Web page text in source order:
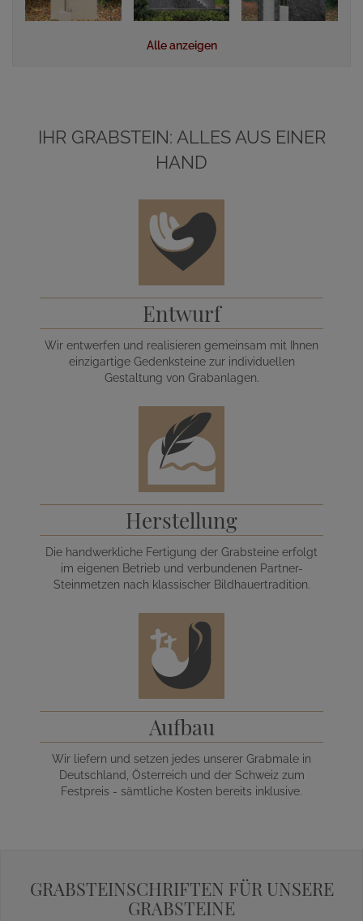
Alle anzeigen
IHR GRABSTEIN: ALLES AUS EINER
HAND
Entwurf
Wir entwerfen und realisieren gemeinsam mit Ihnen
einzigartige Gedenksteine zur individuellen
Gestaltung von Grabanlagen.
Herstellung
Die handwerkliche Fertigung der Grabsteine erfolgt
im eigenen Betrieb und verbundenen Partner-
Steinmetzen nach klassischer Bildhauertradition.
Aufbau
Wir liefern und setzen jedes unserer Grabmale in
Deutschland, Österreich und der Schweiz zum
Festpreis - sämtliche Kosten bereits inklusive.
GRABSTEINSCHRIFTEN FÜR UNSERE
GRABSTEINE